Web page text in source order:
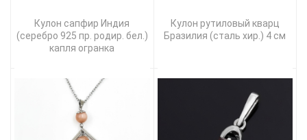
Кулон сапфир Индия
(серебро 925 пр. родир. бел.)
капля огранка
Кулон рутиловый кварц
Бразилия (сталь хир.) 4 см